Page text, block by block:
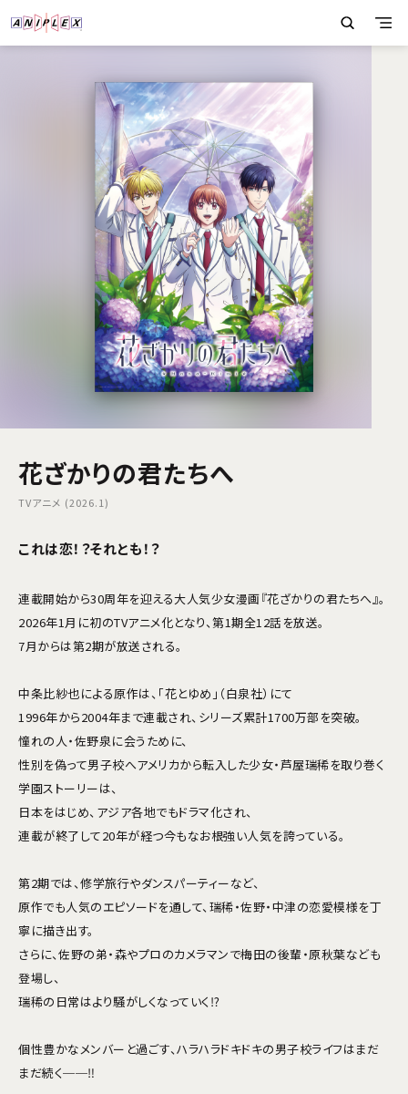
花ざかりの君たちへ
TVアニメ (2026.1)
これは恋！？それとも――！？
連載開始から30周年を迎える大人気少女漫画『花ざかりの君たちへ』。
2026年1月に初のTVアニメ化となり、第1期全12話を放送。
7月からは第2期が放送される。
中条比紗也による原作は、「花とゆめ」（白泉社）にて
1996年から2004年まで連載され、シリーズ累計1700万部を突破。
憧れの人・佐野泉に会うために、
性別を偽って男子校へアメリカから転入した少女・芦屋瑞稀を取り巻く
学園ストーリーは、
日本をはじめ、アジア各地でもドラマ化され、
連載が終了して20年が経つ今もなお根強い人気を誇っている。
第2期では、修学旅行やダンスパーティーなど、
原作でも人気のエピソードを通して、瑞稀・佐野・中津の恋愛模様を丁
寧に描き出す。
さらに、佐野の弟・森やプロのカメラマンで梅田の後輩・原秋葉なども
登場し、
瑞稀の日常はより騒がしくなっていく⁉
個性豊かなメンバーと過ごす、ハラハラドキドキの男子校ライフはまだ
まだ続く──‼